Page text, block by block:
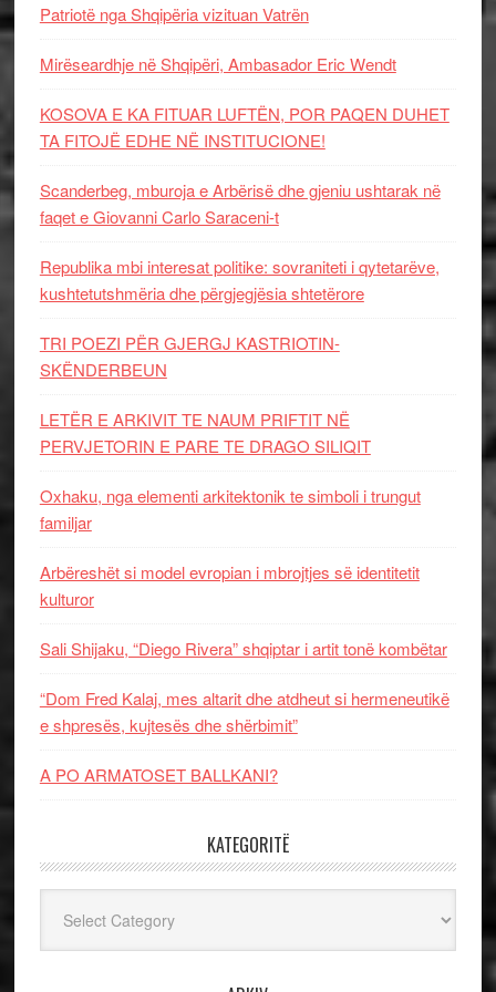
Patriotë nga Shqipëria vizituan Vatrën
Mirëseardhje në Shqipëri, Ambasador Eric Wendt
KOSOVA E KA FITUAR LUFTËN, POR PAQEN DUHET
TA FITOJË EDHE NË INSTITUCIONE!
Scanderbeg, mburoja e Arbërisë dhe gjeniu ushtarak në
faqet e Giovanni Carlo Saraceni-t
Republika mbi interesat politike: sovraniteti i qytetarëve,
kushtetutshmëria dhe përgjegjësia shtetërore
TRI POEZI PËR GJERGJ KASTRIOTIN-
SKËNDERBEUN
LETËR E ARKIVIT TE NAUM PRIFTIT NË
PERVJETORIN E PARE TE DRAGO SILIQIT
Oxhaku, nga elementi arkitektonik te simboli i trungut
familjar
Arbëreshët si model evropian i mbrojtjes së identitetit
kulturor
Sali Shijaku, “Diego Rivera” shqiptar i artit tonë kombëtar
“Dom Fred Kalaj, mes altarit dhe atdheut si hermeneutikë
e shpresës, kujtesës dhe shërbimit”
A PO ARMATOSET BALLKANI?
KATEGORITË